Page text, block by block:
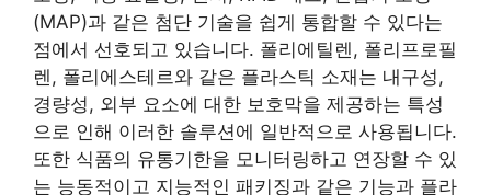
(MAP)과 같은 첨단 기술을 쉽게 통합할 수 있다는
점에서 선호되고 있습니다. 폴리에틸렌, 폴리프로필
렌, 폴리에스테르와 같은 플라스틱 소재는 내구성,
경량성, 외부 요소에 대한 보호막을 제공하는 특성
으로 인해 이러한 솔루션에 일반적으로 사용됩니다.
또한 식품의 유통기한을 모니터링하고 연장할 수 있
는 능동적이고 지능적인 패키징과 같은 기능과 플라